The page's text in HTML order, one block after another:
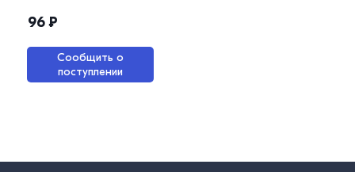
96₽
Сообщить о
поступлении